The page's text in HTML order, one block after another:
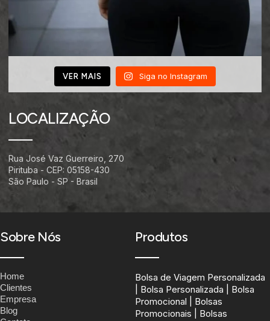
VER MAIS Siga no Instagram
LOCALIZAÇÃO
Rua José Vaz Guerreiro, 270
Pirituba - CEP: 05158-430
São Paulo - SP - Brasil
Sobre Nós
Home
Clientes
Empresa
Blog
Produtos
Bolsa de Viagem Personalizada
| Bolsa Personalizada | Bolsa
Promocional | Bolsas
Promocionais | Bolsas